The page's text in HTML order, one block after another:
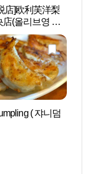
店]欧利芙洋梨
(올리브영 이
점)
( 쟈니덤